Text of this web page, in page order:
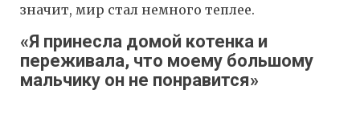
значит, мир стал немного теплее.
«Я принесла домой котенка и
переживала, что моему большому
мальчику он не понравится»